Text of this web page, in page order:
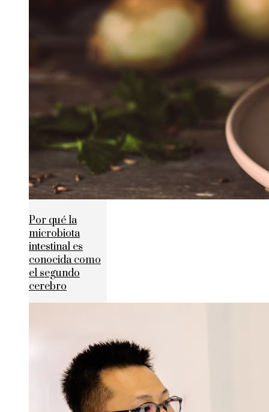
Por qué la
microbiota
intestinal es
conocida como
el segundo
cerebro